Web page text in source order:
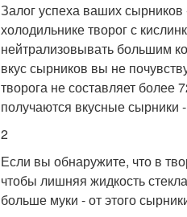
Залог успеха ваших
холодильнике творог с
нейтрализовывать большим
вкус сырников вы не
творога не составляет более
получаются вкусные сырники
2
Если вы обнаружите, что в
чтобы лишняя жидкость
больше муки - от этого